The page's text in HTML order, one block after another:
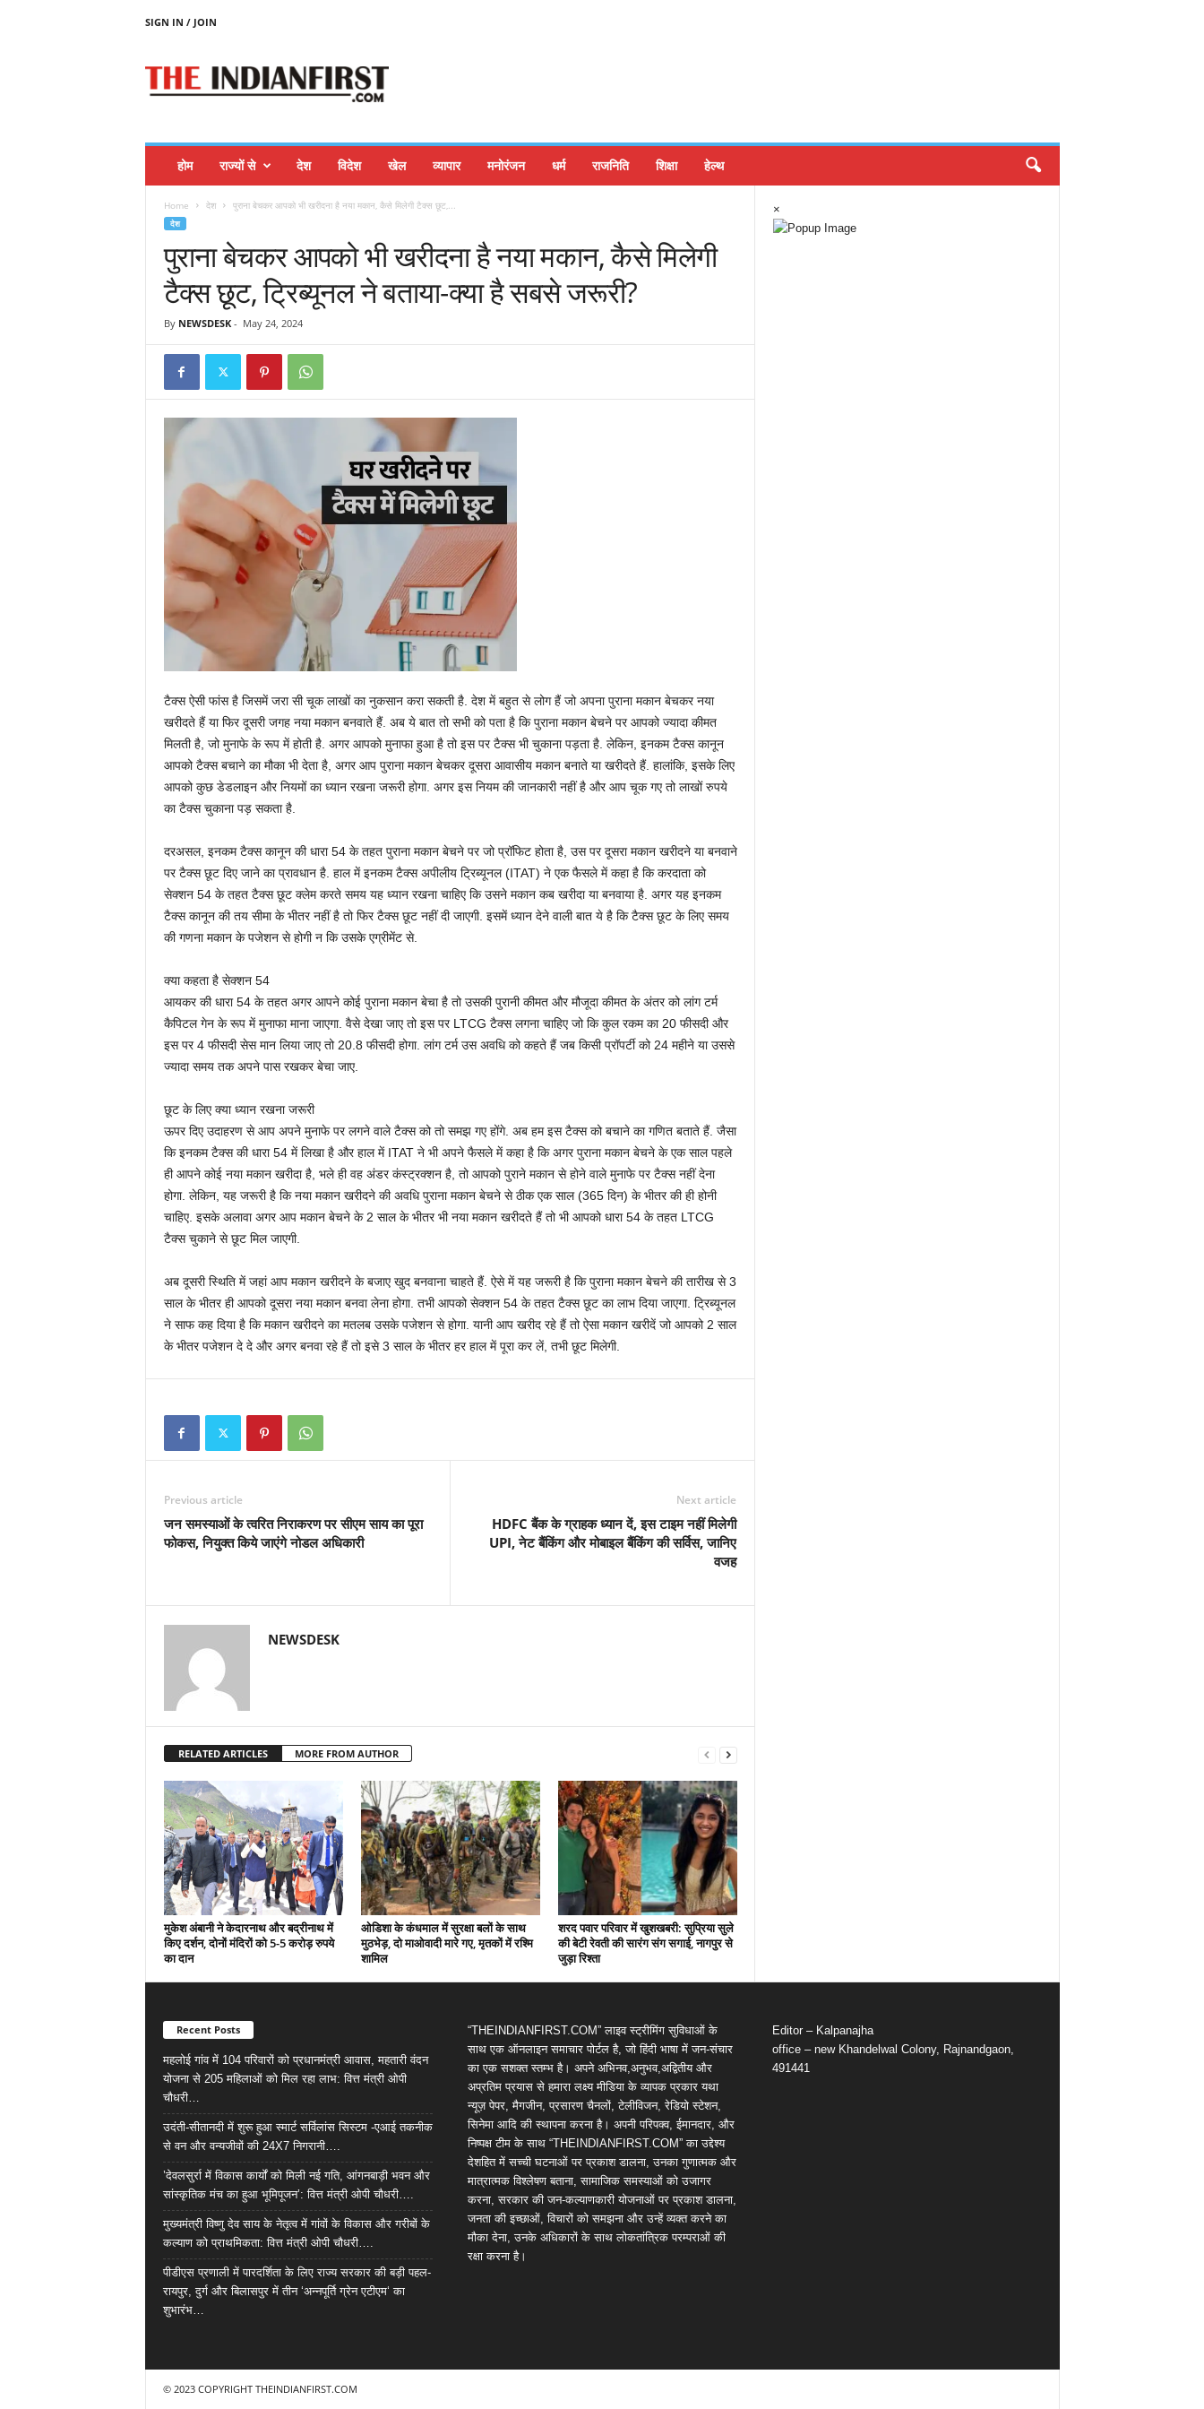
SIGN IN / JOIN
होम राज्यों से देश विदेश खेल व्यापार मनोरंजन धर्म राजनिति शिक्षा हेल्थ
Home देश पुराना बेचकर आपको भी खरीदना है नया मकान, कैसे मिलेगी टैक्‍स छूट,...
देश
पुराना बेचकर आपको भी खरीदना है नया मकान, कैसे मिलेगी
टैक्‍स छूट, ट्रिब्‍यूनल ने बताया-क्‍या है सबसे जरूरी?
By NEWSDESK- May 24, 2024
टैक्‍स ऐसी फांस है जिसमें जरा सी चूक लाखों का नुकसान करा सकती है. देश में बहुत से लोग हैं जो अपना पुराना मकान बेचकर नया
खरीदते हैं या फिर दूसरी जगह नया मकान बनवाते हैं. अब ये बात तो सभी को पता है कि पुराना मकान बेचने पर आपको ज्‍यादा कीमत
मिलती है, जो मुनाफे के रूप में होती है. अगर आपको मुनाफा हुआ है तो इस पर टैक्‍स भी चुकाना पड़ता है. लेकिन, इनकम टैक्‍स कानून
आपको टैक्‍स बचाने का मौका भी देता है, अगर आप पुराना मकान बेचकर दूसरा आवासीय मकान बनाते या खरीदते हैं. हालांकि, इसके लिए
आपको कुछ डेडलाइन और नियमों का ध्‍यान रखना जरूरी होगा. अगर इस नियम की जानकारी नहीं है और आप चूक गए तो लाखों रुपये
का टैक्‍स चुकाना पड़ सकता है.
दरअसल, इनकम टैक्‍स कानून की धारा 54 के तहत पुराना मकान बेचने पर जो प्रॉफिट होता है, उस पर दूसरा मकान खरीदने या बनवाने
पर टैक्‍स छूट दिए जाने का प्रावधान है. हाल में इनकम टैक्‍स अपीलीय ट्रिब्‍यूनल (ITAT) ने एक फैसले में कहा है कि करदाता को
सेक्‍शन 54 के तहत टैक्‍स छूट क्‍लेम करते समय यह ध्‍यान रखना चाहिए कि उसने मकान कब खरीदा या बनवाया है. अगर यह इनकम
टैक्‍स कानून की तय सीमा के भीतर नहीं है तो फिर टैक्‍स छूट नहीं दी जाएगी. इसमें ध्‍यान देने वाली बात ये है कि टैक्‍स छूट के लिए समय
की गणना मकान के पजेशन से होगी न कि उसके एग्रीमेंट से.
क्‍या कहता है सेक्‍शन 54
आयकर की धारा 54 के तहत अगर आपने कोई पुराना मकान बेचा है तो उसकी पुरानी कीमत और मौजूदा कीमत के अंतर को लांग टर्म
कैपिटल गेन के रूप में मुनाफा माना जाएगा. वैसे देखा जाए तो इस पर LTCG टैक्‍स लगना चाहिए जो कि कुल रकम का 20 फीसदी और
इस पर 4 फीसदी सेस मान लिया जाए तो 20.8 फीसदी होगा. लांग टर्म उस अवधि को कहते हैं जब किसी प्रॉपर्टी को 24 महीने या उससे
ज्‍यादा समय तक अपने पास रखकर बेचा जाए.
छूट के लिए क्‍या ध्‍यान रखना जरूरी
ऊपर दिए उदाहरण से आप अपने मुनाफे पर लगने वाले टैक्‍स को तो समझ गए होंगे. अब हम इस टैक्‍स को बचाने का गणित बताते हैं. जैसा
कि इनकम टैक्‍स की धारा 54 में लिखा है और हाल में ITAT ने भी अपने फैसले में कहा है कि अगर पुराना मकान बेचने के एक साल पहले
ही आपने कोई नया मकान खरीदा है, भले ही वह अंडर कंस्‍ट्रक्‍शन है, तो आपको पुराने मकान से होने वाले मुनाफे पर टैक्‍स नहीं देना
होगा. लेकिन, यह जरूरी है कि नया मकान खरीदने की अवधि पुराना मकान बेचने से ठीक एक साल (365 दिन) के भीतर की ही होनी
चाहिए. इसके अलावा अगर आप मकान बेचने के 2 साल के भीतर भी नया मकान खरीदते हैं तो भी आपको धारा 54 के तहत LTCG
टैक्‍स चुकाने से छूट मिल जाएगी.
अब दूसरी स्थिति में जहां आप मकान खरीदने के बजाए खुद बनवाना चाहते हैं. ऐसे में यह जरूरी है कि पुराना मकान बेचने की तारीख से 3
साल के भीतर ही आपको दूसरा नया मकान बनवा लेना होगा. तभी आपको सेक्‍शन 54 के तहत टैक्‍स छूट का लाभ दिया जाएगा. ट्रिब्‍यूनल
ने साफ कह दिया है कि मकान खरीदने का मतलब उसके पजेशन से होगा. यानी आप खरीद रहे हैं तो ऐसा मकान खरीदें जो आपको 2 साल
के भीतर पजेशन दे दे और अगर बनवा रहे हैं तो इसे 3 साल के भीतर हर हाल में पूरा कर लें, तभी छूट मिलेगी.
Previous article
जन समस्याओं के त्वरित निराकरण पर सीएम साय का पूरा
फोकस, नियुक्त किये जाएंगे नोडल अधिकारी
Next article
HDFC बैंक के ग्राहक ध्यान दें, इस टाइम नहीं मिलेगी
UPI, नेट बैंकिंग और मोबाइल बैंकिंग की सर्विस, जानिए
वजह
NEWSDESK
RELATED ARTICLES MORE FROM AUTHOR
मुकेश अंबानी ने केदारनाथ और बद्रीनाथ में
किए दर्शन, दोनों मंदिरों को 5-5 करोड़ रुपये
का दान
ओडिशा के कंधमाल में सुरक्षा बलों के साथ
मुठभेड़, दो माओवादी मारे गए, मृतकों में रश्मि
शामिल
शरद पवार परिवार में खुशखबरी: सुप्रिया सुले
की बेटी रेवती की सारंग संग सगाई, नागपुर से
जुड़ा रिश्ता
×
Recent Posts
महलोई गांव में 104 परिवारों को प्रधानमंत्री आवास, महतारी वंदन
योजना से 205 महिलाओं को मिल रहा लाभ: वित्त मंत्री ओपी
चौधरी…
उदंती-सीतानदी में शुरू हुआ स्मार्ट सर्विलांस सिस्टम -एआई तकनीक
से वन और वन्यजीवों की 24X7 निगरानी….
’देवलसुर्रा में विकास कार्यों को मिली नई गति, आंगनबाड़ी भवन और
सांस्कृतिक मंच का हुआ भूमिपूजन’: वित्त मंत्री ओपी चौधरी….
मुख्यमंत्री विष्णु देव साय के नेतृत्व में गांवों के विकास और गरीबों के
कल्याण को प्राथमिकता: वित्त मंत्री ओपी चौधरी….
पीडीएस प्रणाली में पारदर्शिता के लिए राज्य सरकार की बड़ी पहल-
रायपुर, दुर्ग और बिलासपुर में तीन ‘अन्नपूर्ति ग्रेन एटीएम‘ का
शुभारंभ…
“THEINDIANFIRST.COM” लाइव स्ट्रीमिंग सुविधाओं के
साथ एक ऑनलाइन समाचार पोर्टल है, जो हिंदी भाषा में जन-संचार
का एक सशक्त स्तम्भ है। अपने अभिनव,अनुभव,अद्वितीय और
अप्रतिम प्रयास से हमारा लक्ष्य मीडिया के व्यापक प्रकार यथा
न्यूज़ पेपर, मैगजीन, प्रसारण चैनलों, टेलीविजन, रेडियो स्टेशन,
सिनेमा आदि की स्थापना करना है। अपनी परिपक्व, ईमानदार, और
निष्पक्ष टीम के साथ “THEINDIANFIRST.COM” का उद्देश्य
देशहित में सच्ची घटनाओं पर प्रकाश डालना, उनका गुणात्मक और
मात्रात्मक विश्लेषण बताना, सामाजिक समस्याओं को उजागर
करना, सरकार की जन-कल्याणकारी योजनाओं पर प्रकाश डालना,
जनता की इच्छाओं, विचारों को समझना और उन्हें व्यक्त करने का
मौका देना, उनके अधिकारों के साथ लोकतांत्रिक परम्पराओं की
रक्षा करना है।
Editor – Kalpanajha
office – new Khandelwal Colony, Rajnandgaon,
491441
© 2023 COPYRIGHT THEINDIANFIRST.COM